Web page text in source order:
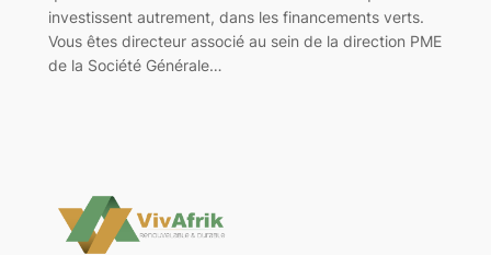
investissent autrement, dans les financements verts.
Vous êtes directeur associé au sein de la direction PME
de la Société Générale…